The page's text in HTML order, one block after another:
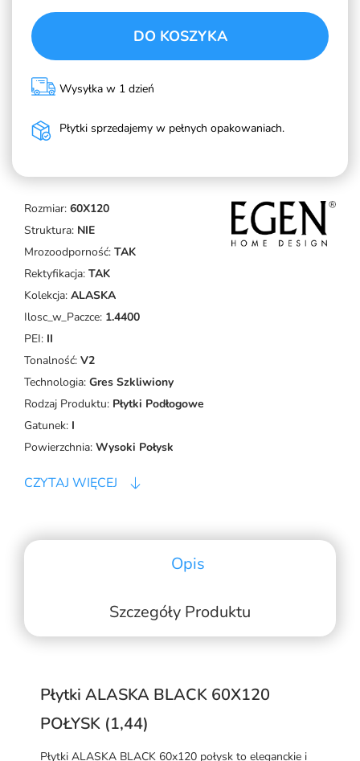
Rozmiar: 60X120
Struktura: NIE
Mrozoodporność: TAK
Rektyfikacja: TAK
Kolekcja: ALASKA
Ilosc_w_Paczce: 1.4400
PEI: II
Tonalność: V2
Technologia: Gres Szkliwiony
Rodzaj Produktu: Płytki Podłogowe
Gatunek: I
Powierzchnia: Wysoki Połysk
CZYTAJ WIĘCEJ
DO KOSZYKA
Wysyłka w 1 dzień
Płytki sprzedajemy w pełnych opakowaniach.
Opis
Szczegóły Produktu
Płytki ALASKA BLACK 60X120
POŁYSK (1,44)
Płytki ALASKA BLACK 60x120 połysk to eleganckie i